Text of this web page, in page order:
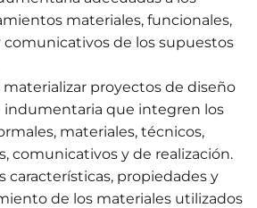
materiales, funcionales,
comunicativos de los supuestos
materializar proyectos de diseño
indumentaria que integren los
materiales, técnicos,
comunicativos y de realización.
características, propiedades y
de los materiales utilizados